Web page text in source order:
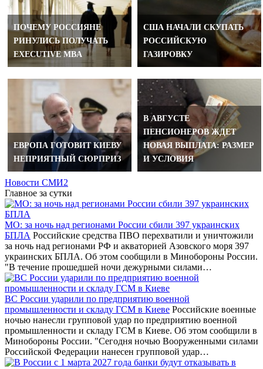
ПОЧЕМУ РОССИЯНЕ
РИНУЛИСЬ ПОЛУЧАТЬ
EXECUTIVE MBA
США НАЧАЛИ СКУПАТЬ
РОССИЙСКУЮ
ГАЗИРОВКУ
ЕВРОПА ГОТОВИТ КИЕВУ
НЕПРИЯТНЫЙ СЮРПРИЗ
В АВГУСТЕ
ПЕНСИОНЕРОВ ЖДЕТ
НОВАЯ ВЫПЛАТА: РАЗМЕР
И УСЛОВИЯ
Новости СМИ2
Главное за сутки
МО: за ночь над регионами России сбили 397 украинских
БПЛА Российские средства ПВО перехватили и уничтожили
за ночь над регионами РФ и акваторией Азовского моря 397
украинских БПЛА. Об этом сообщили в Минобороны России.
"В течение прошедшей ночи дежурными силами…
ВС России ударили по предприятию военной
промышленности и складу ГСМ в Киеве Российские военные
ночью нанесли групповой удар по предприятию военной
промышленности и складу ГСМ в Киеве. Об этом сообщили в
Минобороны России. "Сегодня ночью Вооруженными силами
Российской Федерации нанесен групповой удар…